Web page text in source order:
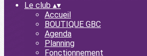
Le club ▴▾
Accueil
BOUTIQUE GBC
Agenda
Planning
Fonctionnement